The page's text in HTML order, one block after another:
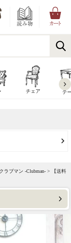
チェア テ
クラブマン -Clubman- > 【送料